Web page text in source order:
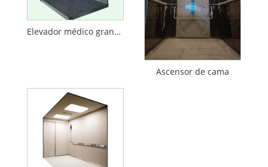
Elevador médico grande
Ascensor de cama